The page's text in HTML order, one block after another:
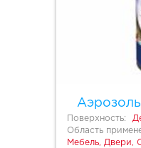
Поверхность:
Область
Мебель, Двери,